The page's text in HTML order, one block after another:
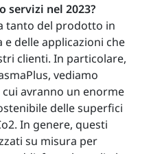
servizi nel 2023?
tanto del prodotto in
delle applicazioni che
clienti. In particolare,
vediamo
avranno un enorme
delle superfici
In genere, questi
su misura per